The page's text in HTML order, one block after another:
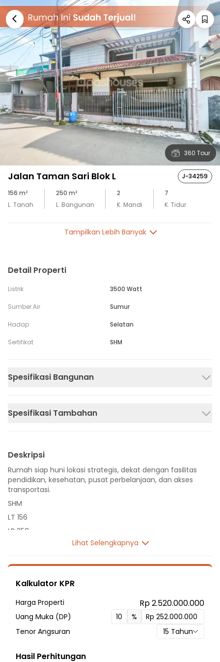
360 Tour
Jalan Taman Sari Blok L
J-34259
156 m²
L. Tanah
250 m²
L. Bangunan
2
K. Mandi
7
K. Tidur
Tampilkan Lebih Banyak
Detail Properti
Listrik 3500 Watt
Sumber Air Sumur
Hadap Selatan
Sertifikat SHM
Spesifikasi Bangunan
Spesifikasi Tambahan
Deskripsi
Rumah siap huni lokasi strategis, dekat dengan fasilitas
pendidikan, kesehatan, pusat perbelanjaan, dan akses
transportasi.
SHM
LT 156
LB 250
Listrik 3500 VA
Sumber Air Tanah
Hadap Selatan
Fasilitas Sekitar Hunian:
5 Menit ke SDN Tanah Baru 2
Lihat Selengkapnya
Kalkulator KPR
Harga Properti Rp 2.520.000.000
Uang Muka (DP)
%
Tenor Angsuran
15 Tahun
Hasil Perhitungan